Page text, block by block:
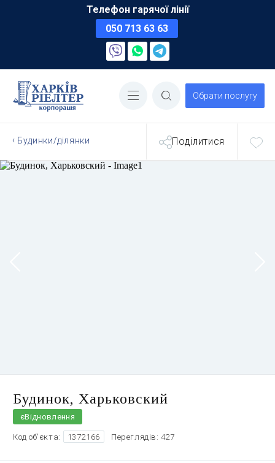
Телефон гарячої лінії
050 713 63 63
Обрати послугу
Будинки/ділянки Поділитися
Будинок, Харьковский
єВідновлення
Код об'єкта: 1372166 Переглядів: 427